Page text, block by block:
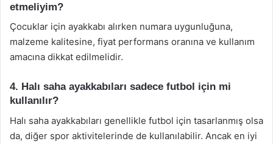
etmeliyim?
Çocuklar için ayakkabı alırken numara uygunluğuna,
malzeme kalitesine, fiyat performans oranına ve kullanım
amacına dikkat edilmelidir.
4. Halı saha ayakkabıları sadece futbol için mi
kullanılır?
Halı saha ayakkabıları genellikle futbol için tasarlanmış olsa
da, diğer spor aktivitelerinde de kullanılabilir. Ancak en iyi